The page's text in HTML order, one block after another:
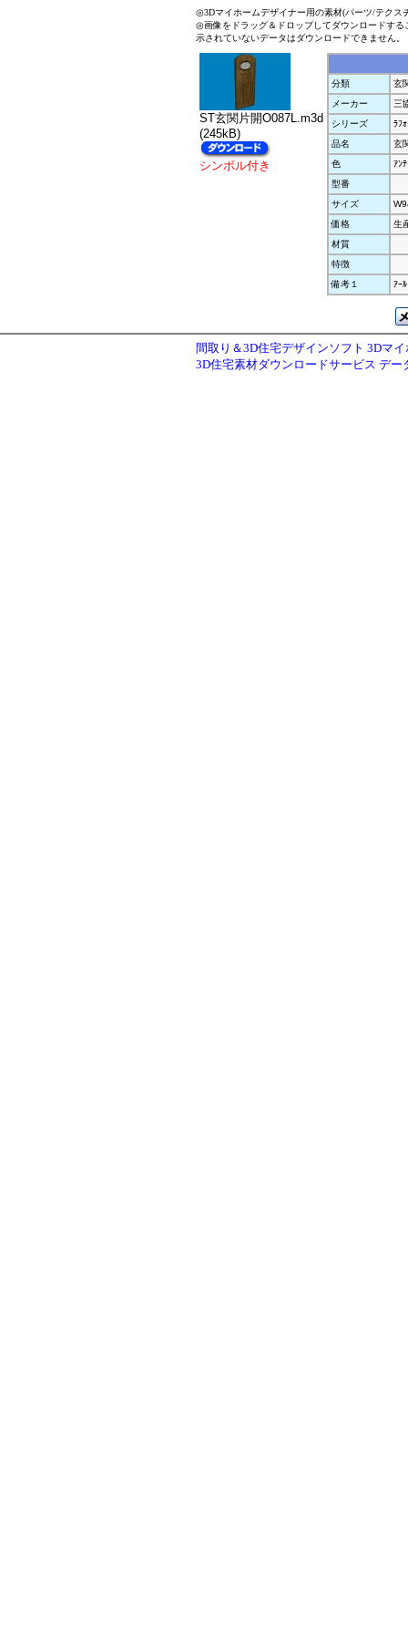
◎3Dマイホームデザイナー用の素材(パーツ/テクス
◎画像をドラッグ＆ドロップしてダウンロードす
示されていないデータはダウンロードできません。
ST玄関片開O087L.m3d
(245kB)
シンボル付き
分類
玄
メーカー
三
シリーズ
ﾗﾌ
品名
玄
色
ｱﾝ
型番
サイズ
価格
生
材質
特徴
備考１
ｱｰ
間取り＆3D住宅デザインソフト 3Dマ
3D住宅素材ダウンロードサービス デー